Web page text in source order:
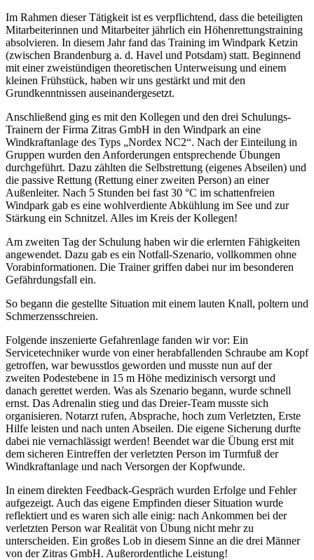
Im Rahmen dieser Tätigkeit ist es verpflichtend, dass die beteiligten
Mitarbeiterinnen und Mitarbeiter jährlich ein Höhenrettungstraining
absolvieren. In diesem Jahr fand das Training im Windpark Ketzin
(zwischen Brandenburg a. d. Havel und Potsdam) statt. Beginnend
mit einer zweistündigen theoretischen Unterweisung und einem
kleinen Frühstück, haben wir uns gestärkt und mit den
Grundkenntnissen auseinandergesetzt.
Anschließend ging es mit den Kollegen und den drei Schulungs-
Trainern der Firma Zitras GmbH in den Windpark an eine
Windkraftanlage des Typs „Nordex NC2“. Nach der Einteilung in
Gruppen wurden den Anforderungen entsprechende Übungen
durchgeführt. Dazu zählten die Selbstrettung (eigenes Abseilen) und
die passive Rettung (Rettung einer zweiten Person) an einer
Außenleiter. Nach 5 Stunden bei fast 30 °C im schattenfreien
Windpark gab es eine wohlverdiente Abkühlung im See und zur
Stärkung ein Schnitzel. Alles im Kreis der Kollegen!
Am zweiten Tag der Schulung haben wir die erlernten Fähigkeiten
angewendet. Dazu gab es ein Notfall-Szenario, vollkommen ohne
Vorabinformationen. Die Trainer griffen dabei nur im besonderen
Gefährdungsfall ein.
So begann die gestellte Situation mit einem lauten Knall, poltern und
Schmerzensschreien.
Folgende inszenierte Gefahrenlage fanden wir vor: Ein
Servicetechniker wurde von einer herabfallenden Schraube am Kopf
getroffen, war bewusstlos geworden und musste nun auf der
zweiten Podestebene in 15 m Höhe medizinisch versorgt und
danach gerettet werden. Was als Szenario begann, wurde schnell
ernst. Das Adrenalin stieg und das Dreier-Team musste sich
organisieren. Notarzt rufen, Absprache, hoch zum Verletzten, Erste
Hilfe leisten und nach unten Abseilen. Die eigene Sicherung durfte
dabei nie vernachlässigt werden! Beendet war die Übung erst mit
dem sicheren Eintreffen der verletzten Person im Turmfuß der
Windkraftanlage und nach Versorgen der Kopfwunde.
In einem direkten Feedback-Gespräch wurden Erfolge und Fehler
aufgezeigt. Auch das eigene Empfinden dieser Situation wurde
reflektiert und es waren sich alle einig: nach Ankommen bei der
verletzten Person war Realität von Übung nicht mehr zu
unterscheiden. Ein großes Lob in diesem Sinne an die drei Männer
von der Zitras GmbH. Außerordentliche Leistung!